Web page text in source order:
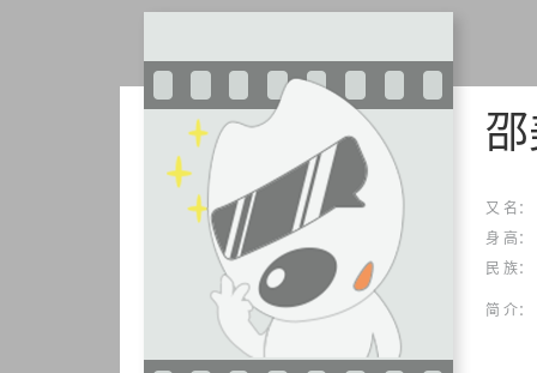
又 名：
身 高：
民 族：
简 介：